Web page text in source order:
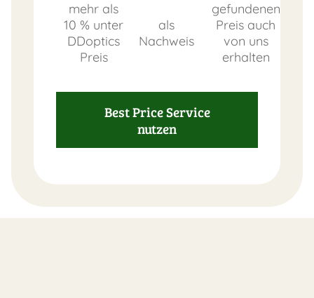
mehr als
10 % unter
DDoptics
Preis
als
Nachweis
gefundenen
Preis auch
von uns
erhalten
Best Price Service
nutzen